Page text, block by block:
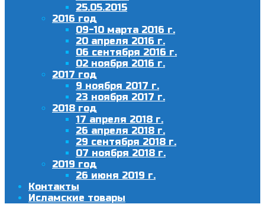
25.05.2015
2016 год
09-10 марта 2016 г.
20 апреля 2016 г.
06 сентября 2016 г.
02 ноября 2016 г.
2017 год
9 ноября 2017 г.
23 ноября 2017 г.
2018 год
17 апреля 2018 г.
26 апреля 2018 г.
29 сентября 2018 г.
07 ноября 2018 г.
2019 год
26 июня 2019 г.
Контакты
Исламские товары